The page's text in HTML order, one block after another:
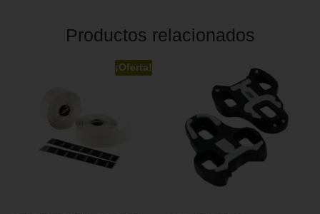
Productos relacionados
¡Oferta!